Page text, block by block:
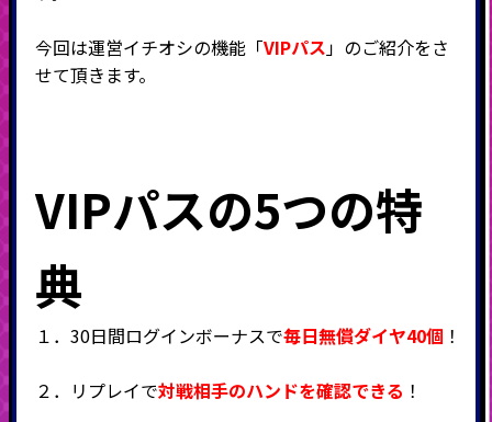
今回は運営イチオシの機能「VIPパス」のご紹介をさ
せて頂きます。
VIPパスの5つの特
典
１． 30日間ログインボーナスで毎日無償ダイヤ40個 ！
２．リプレイで対戦相手のハンドを確認できる ！